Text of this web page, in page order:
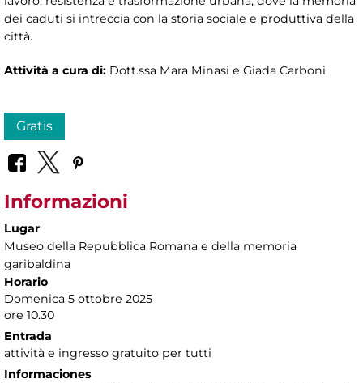
dei caduti si intreccia con la storia sociale e produttiva della
città.
Attività a cura di: Dott.ssa Mara Minasi e Giada Carboni
Gratis
Informazioni
Lugar
Museo della Repubblica Romana e della memoria
garibaldina
Horario
Domenica 5 ottobre 2025
ore 10.30
Entrada
attività e ingresso gratuito per tutti
Informaciones